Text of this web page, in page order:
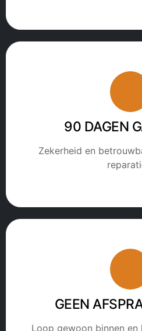
90 DAGEN
Zekerheid en
GEEN
Loop gewoon binnen